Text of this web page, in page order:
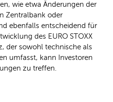
wie etwa Änderungen der
Zentralbank oder
ebenfalls entscheidend für
des EURO STOXX
der sowohl technische als
umfasst, kann Investoren
zu treffen.